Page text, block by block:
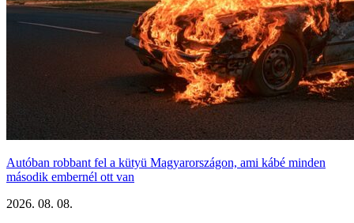
Autóban robbant fel a kütyü Magyarországon, ami kábé minden
második embernél ott van
2026. 08. 08.